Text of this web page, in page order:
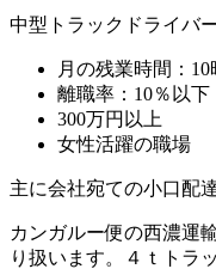
中型トラックドライバ
月の残業時間：
離職率：10％以下
300万円以上
女性活躍の職場
主に会社宛ての小口配
カンガルー便の西濃運
り扱います。４ｔトラ